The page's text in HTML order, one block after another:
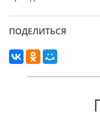
ПОДЕЛИТЬСЯ